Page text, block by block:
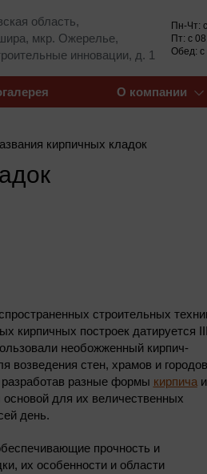
область,
мкр. Ожерелье,
инновации, д. 1
Пн-Чт:
Пт: с
Обед: с
О компании
кирпичных кладок
строительных
кирпичных построек датируется
необожженный кирпич-
стен, храмов и
разработав разные формы кирпича и
для их величественных
день.
прочность и
их особенности и области